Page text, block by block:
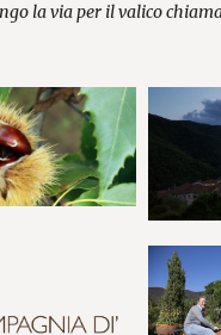
la via per il valico